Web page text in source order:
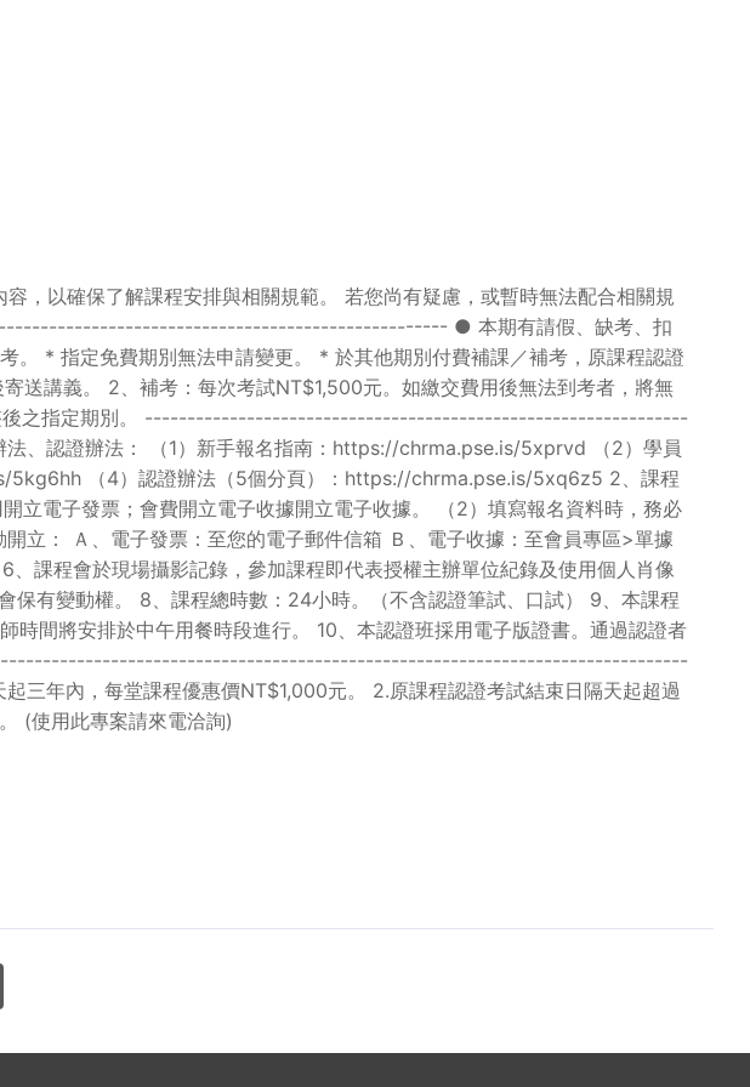
以確保了解課程安排與相關規範。 若您尚有疑慮，或暫時無法配合相關規
● 本期有請假、缺考、扣
。 * 指定免費期別無法申請變更。 * 於其他期別付費補課／補考，原課程認證
送講義。 2、補考：每次考試NT$1,500元。如繳交費用後無法到考者，將無
調整後之指定期別。 ----------------------------------------------------------------
認證辦法： （1）新手報名指南：https://chrma.pse.is/5xprvd （2）學員
（4）認證辦法（5個分頁）：https://chrma.pse.is/5xq6z5 2、課程
立電子發票；會費開立電子收據開立電子收據。 （2）填寫報名資料時，務必
立： Ａ、電子發票：至您的電子郵件信箱 Ｂ、電子收據：至會員專區>單據
課程會於現場攝影記錄，參加課程即代表授權主辦單位紀錄及使用個人肖像
有變動權。 8、課程總時數：24小時。（不含認證筆試、口試） 9、本課程
間將安排於中午用餐時段進行。 10、本認證班採用電子版證書。通過認證者
書」。 ---------------------------------------------------------------------------------
三年內，每堂課程優惠價NT$1,000元。 2.原課程認證考試結束日隔天起超過
(使用此專案請來電洽詢)